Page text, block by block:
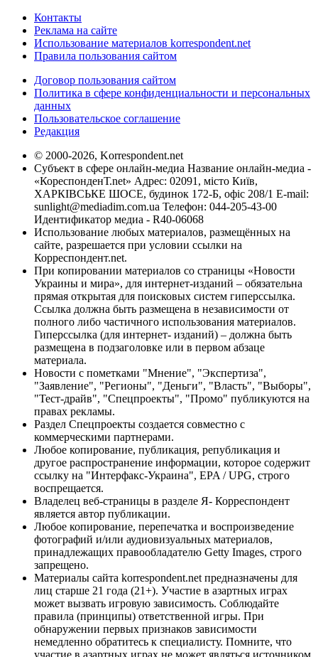
Контакты
Реклама на сайте
Использование материалов korrespondent.net
Правила пользования сайтом
Договор пользования сайтом
Политика в сфере конфиденциальности и персональных
данных
Пользовательское соглашение
Редакция
© 2000-2026, Korrespondent.net
Субъект в сфере онлайн-медиа Название онлайн-медиа -
«КореспонденТ.net» Адрес: 02091, місто Київ,
ХАРКІВСЬКЕ ШОСЕ, будинок 172-Б, офіс 208/1 E-mail:
sunlight@mediadim.com.ua Телефон: 044-205-43-00
Идентификатор медиа - R40-06068
Использование любых материалов, размещённых на
сайте, разрешается при условии ссылки на
Корреспондент.net.
При копировании материалов со страницы «Новости
Украины и мира», для интернет-изданий – обязательна
прямая открытая для поисковых систем гиперссылка.
Ссылка должна быть размещена в независимости от
полного либо частичного использования материалов.
Гиперссылка (для интернет- изданий) – должна быть
размещена в подзаголовке или в первом абзаце
материала.
Новости с пометками "Мнение", "Экспертиза",
"Заявление", "Регионы", "Деньги", "Власть", "Выборы",
"Тест-драйв", "Спецпроекты", "Промо" публикуются на
правах рекламы.
Раздел Спецпроекты создается совместно с
коммерческими партнерами.
Любое копирование, публикация, републикация и
другое распространение информации, которое содержит
ссылку на "Интерфакс-Украина", EPA / UPG, строго
воспрещается.
Владелец веб-страницы в разделе Я- Корреспондент
является автор публикации.
Любое копирование, перепечатка и воспроизведение
фотографий и/или аудиовизуальных материалов,
принадлежащих правообладателю Getty Images, строго
запрещено.
Материалы сайта korrespondent.net предназначены для
лиц старше 21 года (21+). Участие в азартных играх
может вызвать игровую зависимость. Соблюдайте
правила (принципы) ответственной игры. При
обнаружении первых признаков зависимости
немедленно обратитесь к специалисту. Помните, что
участие в азартных играх не может являться источником